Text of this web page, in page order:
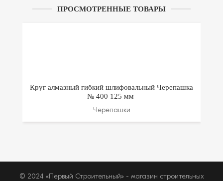
ПРОСМОТРЕННЫЕ ТОВАРЫ
Круг алмазный гибкий шлифовальный Черепашка
№ 400 125 мм
Черепашки
© 2024 «Первый Строительный» - магазин строительных